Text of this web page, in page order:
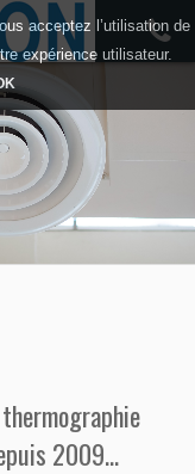
2009...
acceptez l’utilisation de
expérience utilisateur.